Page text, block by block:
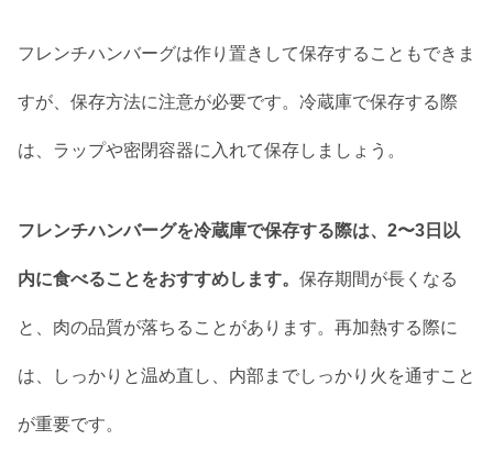
フレンチハンバーグは作り置きして保存することもできま
すが、保存方法に注意が必要です。冷蔵庫で保存する際
は、ラップや密閉容器に入れて保存しましょう。
フレンチハンバーグを冷蔵庫で保存する際は、2〜3日以
内に食べることをおすすめします。 保存期間が長くなる
と、肉の品質が落ちることがあります。再加熱する際に
は、しっかりと温め直し、内部までしっかり火を通すこと
が重要です。